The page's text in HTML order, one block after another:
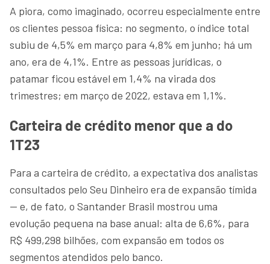
A piora, como imaginado, ocorreu especialmente entre
os clientes pessoa física: no segmento, o índice total
subiu de 4,5% em março para 4,8% em junho; há um
ano, era de 4,1%. Entre as pessoas jurídicas, o
patamar ficou estável em 1,4% na virada dos
trimestres; em março de 2022, estava em 1,1%.
Carteira de crédito menor que a do
1T23
Para a carteira de crédito, a expectativa dos analistas
consultados pelo Seu Dinheiro era de expansão tímida
— e, de fato, o Santander Brasil mostrou uma
evolução pequena na base anual: alta de 6,6%, para
R$ 499,298 bilhões, com expansão em todos os
segmentos atendidos pelo banco.